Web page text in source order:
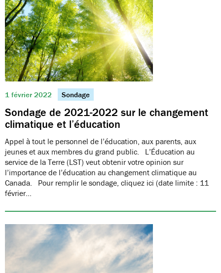
1 février 2022 Sondage
Sondage de 2021-2022 sur le changement
climatique et l’éducation
Appel à tout le personnel de l’éducation, aux parents, aux
jeunes et aux membres du grand public. L’Éducation au
service de la Terre (LST) veut obtenir votre opinion sur
l’importance de l’éducation au changement climatique au
Canada. Pour remplir le sondage, cliquez ici (date limite : 11
février…